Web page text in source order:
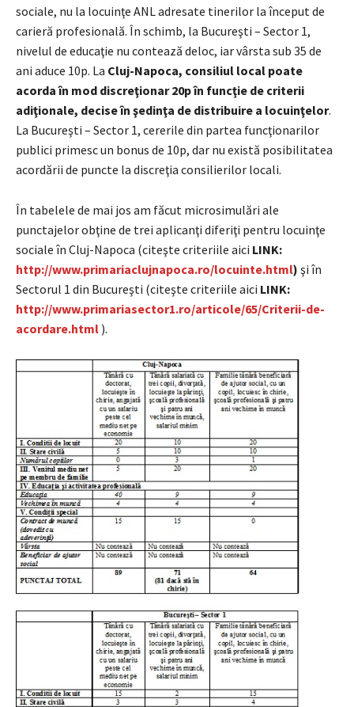
sociale, nu la locuinţe ANL adresate tinerilor la început de
carieră profesională. În schimb, la Bucureşti – Sector 1,
nivelul de educaţie nu contează deloc, iar vârsta sub 35 de
ani aduce 10p. La Cluj-Napoca, consiliul local poate
acorda în mod discreţionar 20p în funcţie de criterii
adiţionale, decise în şedinţa de distribuire a locuinţelor.
La Bucureşti – Sector 1, cererile din partea funcţionarilor
publici primesc un bonus de 10p, dar nu există posibilitatea
acordării de puncte la discreţia consilierilor locali.
În tabelele de mai jos am făcut microsimulări ale
punctajelor obţine de trei aplicanţi diferiţi pentru locuinţe
sociale în Cluj-Napoca (citeşte criteriile aici LINK:
http://www.primariaclujnapoca.ro/locuinte.html) şi în
Sectorul 1 din Bucureşti (citeşte criteriile aici LINK:
http://www.primariasector1.ro/articole/65/Criterii-de-
acordare.html ).